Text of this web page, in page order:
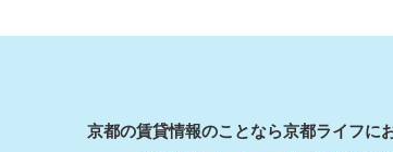
京都の賃貸情報のことなら京都ライフに